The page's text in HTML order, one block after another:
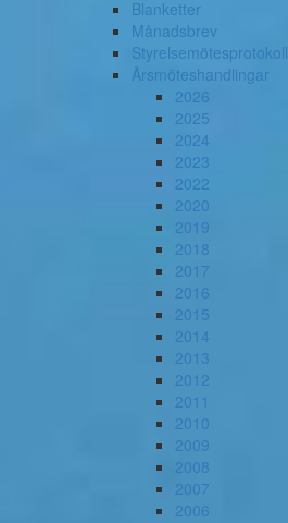
Blanketter
Månadsbrev
Styrelsemötesprotokoll
Årsmöteshandlingar
2026
2025
2024
2023
2022
2020
2019
2018
2017
2016
2015
2014
2013
2012
2011
2010
2009
2008
2007
2006